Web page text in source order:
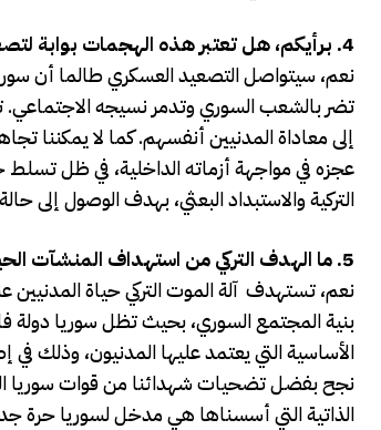
4. برأيكم، هل تعتبر هذه الهجمات بوابة
نعم، سيتواصل التصعيد العسكري طالما أن
تضر بالشعب السوري وتدمر نسيجه الاجتماعي.
إلى معاداة المدنيين أنفسهم. كما لا يمكننا
عجزه في مواجهة أزماته الداخلية، في ظل تسلط
التركية والاستبداد البعثي، بهدف الوصول إلى
5. ما الهدف التركي من استهداف المنشآت
نعم، تستهدف آلة الموت التركي حياة المدنيين
بنية المجتمع السوري، بحيث تظل سوريا دولة
الأساسية التي يعتمد عليها المدنيون، وذلك في
نجح بفضل تضحيات شهدائنا من قوات سوريا
الذاتية التي أسسناها هي مدخل لسوريا حرة